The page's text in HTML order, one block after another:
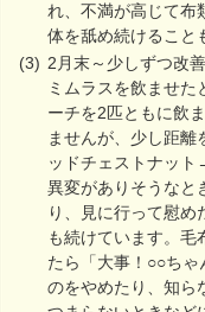
れ、不満が高じて布
体を舐め続けること
(3) 2月末～少しずつ改
ミムラスを飲ませ
ーチを2匹ともに飲
ませんが、少し距
ッドチェストナッ
異変がありそうなと
り、見に行って慰
も続けています。毛
たら「大事！○○ち
のをやめたり、知ら